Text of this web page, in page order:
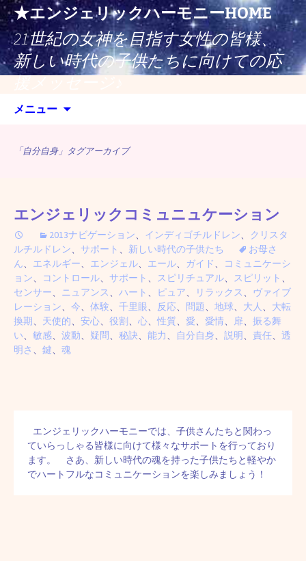
コ
ン
テ
ン
ツ
★エンジェリックハーモニーHOME
21世紀の女神を目指す女性の皆様、
新しい時代の子供たちに向けての応
援メッセージ♪
メニュー
「自分自身」タグアーカイブ
エンジェリックコミュニュケーション
2013ナビゲーション、 インディゴチルドレン、
クリスタ
ルチルドレン、 サポート 、 新しい時代の子供たち
お母さ
ん、 エネルギー、 エンジェル、 エール、 ガイド、
コミュニケーシ
ョン、 コントロール、 サポート 、 スピリチュアル、 スピリット 、
センサー、 ニュアンス、 ハート 、 ピュア、 リラックス、 ヴァイブ
レーション、 今、 体験、 千里眼、 反応、 問題、 地球、 大人、 大転
換期、 天使的、 安心、 役割、 心、 性質、 愛、 愛情、 扉、 振る舞
い、 敏感、 波動、 疑問、 秘訣、 能力、 自分自身、 説明、 責任、 透
明さ 、 鍵、 魂
ていらっしゃる皆様に向けて様々なサポートを行っており
ます。　さあ、新しい時代の魂を持った子供たちと軽やか
でハートフルなコミュニケーションを楽しみましょう！